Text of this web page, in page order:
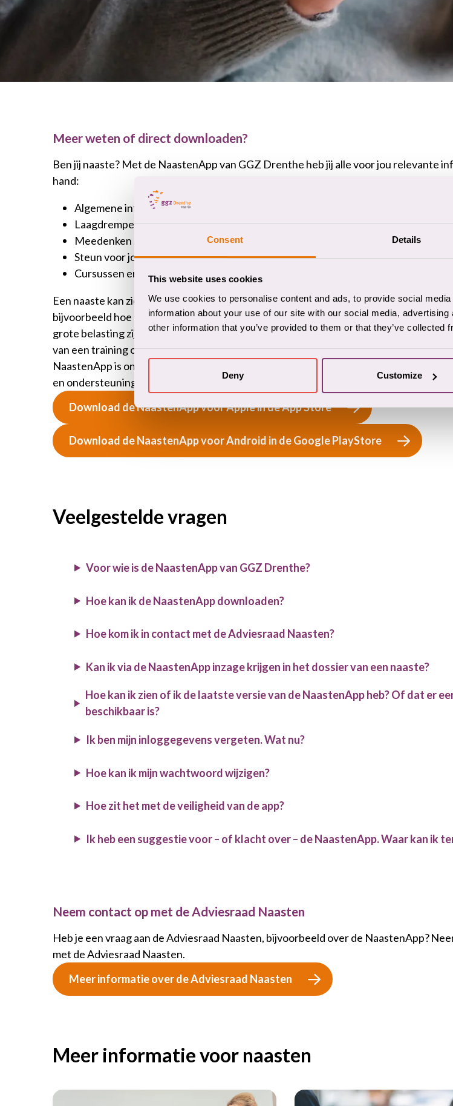
Consent Details
This website uses cookies
We use cookies to personalise content and ads, to provide social
information about your use of our site with our social media,
other information that you’ve provided to them or that they’ve collected
Deny Customize
Meer weten of direct downloaden?
Ben jij naaste? Met de NaastenApp van GGZ Drenthe heb jij alle voor jou relevante
hand:
Algemene informatie waaronder folders
Laagdrempelig contact
Meedenken over het naastenbeleid
Steun voor jou als naaste
Cursussen en bijeenkomsten
Een naaste kan zich onzeker of machteloos voelen. Ook kan een naaste veel vragen
bijvoorbeeld hoe om te gaan met iemand met psychische problemen. De rol van een
grote belasting zijn. Goede voorlichting en het aanleren van vaardigheden,
van een training of cursus, kunnen het gemakkelijker maken om met de situatie om te
NaastenApp is ontwikkeld voor naasten van alle patiënten van GGZ Drenthe en
en ondersteuning voor deze naasten. Klik op de juiste button om de app te
Download de NaastenApp voor Apple in de App Store
Download de NaastenApp voor Android in de Google PlayStore
Veelgestelde vragen
Voor wie is de NaastenApp van GGZ Drenthe?
Hoe kan ik de NaastenApp downloaden?
Hoe kom ik in contact met de Adviesraad Naasten?
Kan ik via de NaastenApp inzage krijgen in het dossier van een naaste?
Hoe kan ik zien of ik de laatste versie van de NaastenApp heb? Of dat er
beschikbaar is?
Ik ben mijn inloggegevens vergeten. Wat nu?
Hoe kan ik mijn wachtwoord wijzigen?
Hoe zit het met de veiligheid van de app?
Ik heb een suggestie voor – of klacht over – de NaastenApp. Waar kan ik
Neem contact op met de Adviesraad Naasten
Heb je een vraag aan de Adviesraad Naasten, bijvoorbeeld over de NaastenApp?
met de Adviesraad Naasten.
Meer informatie over de Adviesraad Naasten
Meer informatie voor naasten